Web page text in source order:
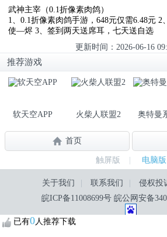
已有0人推荐下载
武神主宰（0.1折像素肉鸽）
1、0.1折像素肉鸽手游，648元仅需6.48元 2
使—烬 3、签到两天送席耳，七天送自选
更新时间：2026-06-16
推荐游戏
软天空APP 火柴人联盟2 奥特曼
首页
触屏版 电脑版
关于我们 联系我们 侵权投
皖ICP备11008699号 皖公网安备